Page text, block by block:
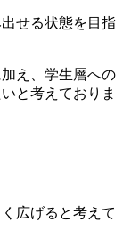
せる状態を目指
え、学生層への
と考えておりま
広げると考えて